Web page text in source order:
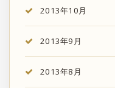
2013年10月
2013年9月
2013年8月